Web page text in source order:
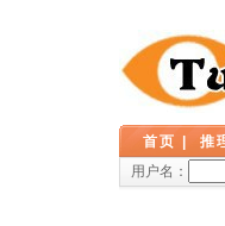
首页 推
用户名：